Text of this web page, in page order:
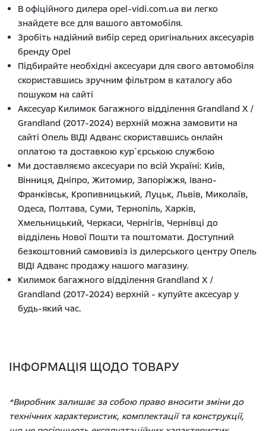
В офіційного дилера opel-vidi.com.ua ви легко
знайдете все для вашого автомобіля.
Зробіть надійний вибір серед оригінальних аксесуарів
бренду Opel
Підбирайте необхідні аксесуари для свого автомобіля
скориставшись зручним фільтром в каталогу або
пошуком на сайті
Аксесуар Килимок багажного відділення Grandland X /
Grandland (2017-2024) верхній можна замовити на
сайті Опель ВІДІ Адванс скориставшись онлайн
оплатою та доставкою кур`єрською службою
Ми доставляємо аксесуари по всій Україні: Київ,
Вінниця, Дніпро, Житомир, Запоріжжя, Івано-
Франківськ, Кропивницький, Луцьк, Львів, Миколаїв,
Одеса, Полтава, Суми, Тернопіль, Харків,
Хмельницький, Черкаси, Чернігів, Чернівці до
відділень Нової Пошти та поштомати. Доступний
безкоштовний самовивіз із дилерського центру Опель
ВІДІ Адванс продажу нашого магазину.
Килимок багажного відділення Grandland X /
Grandland (2017-2024) верхній - купуйте аксесуар у
будь-який час.
ІНФОРМАЦІЯ ЩОДО ТОВАРУ
*Виробник залишає за собою право вносити зміни до
технічних характеристик, комплектації та конструкції,